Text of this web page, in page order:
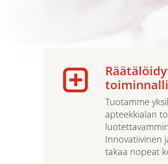
Tuotamme
apteekkialan
Innovatiivinen
takaa nopeat